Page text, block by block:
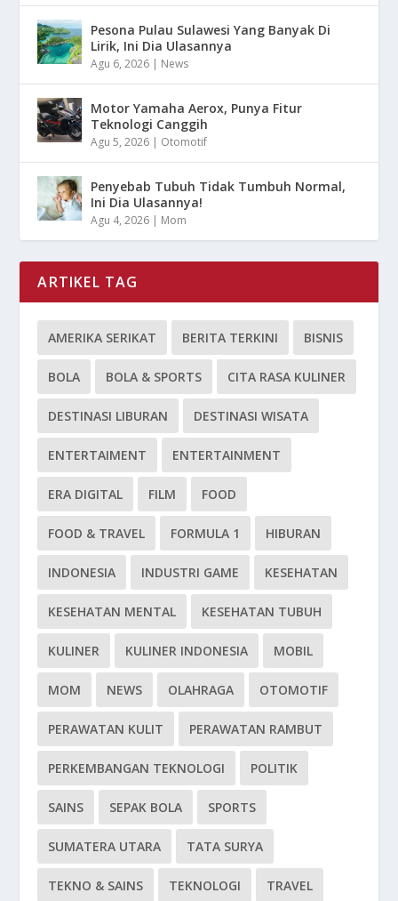
Pesona Pulau Sulawesi Yang Banyak Di
Lirik, Ini Dia Ulasannya
Agu 6, 2026 | News
Motor Yamaha Aerox, Punya Fitur
Teknologi Canggih
Agu 5, 2026 | Otomotif
Penyebab Tubuh Tidak Tumbuh Normal,
Ini Dia Ulasannya!
Agu 4, 2026 | Mom
ARTIKEL TAG
AMERIKA SERIKAT BERITA TERKINI BISNIS
BOLA BOLA & SPORTS CITA RASA KULINER
DESTINASI LIBURAN DESTINASI WISATA
ENTERTAIMENT ENTERTAINMENT
ERA DIGITAL FILM FOOD
FOOD & TRAVEL FORMULA 1 HIBURAN
INDONESIA INDUSTRI GAME KESEHATAN
KESEHATAN MENTAL KESEHATAN TUBUH
KULINER KULINER INDONESIA MOBIL
MOM NEWS OLAHRAGA OTOMOTIF
PERAWATAN KULIT PERAWATAN RAMBUT
PERKEMBANGAN TEKNOLOGI POLITIK
SAINS SEPAK BOLA SPORTS
SUMATERA UTARA TATA SURYA
TEKNO & SAINS TEKNOLOGI TRAVEL